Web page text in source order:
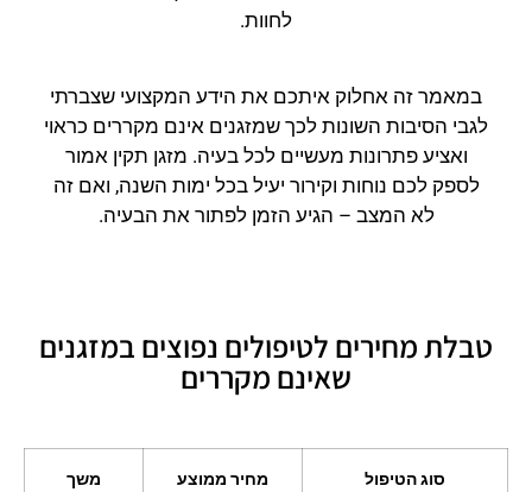
לחוות.
במאמר זה אחלוק איתכם את הידע המקצועי שצברתי
לגבי הסיבות השונות לכך שמזגנים אינם מקררים כראוי
ואציע פתרונות מעשיים לכל בעיה. מזגן תקין אמור
לספק לכם נוחות וקירור יעיל בכל ימות השנה, ואם זה
לא המצב – הגיע הזמן לפתור את הבעיה.
טבלת מחירים לטיפולים נפוצים במזגנים
שאינם מקררים
סוג הטיפול
מחיר ממוצע
משך